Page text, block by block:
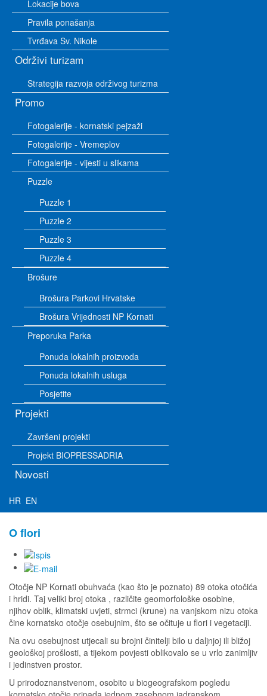
Lokacije bova
Pravila ponašanja
Tvrđava Sv. Nikole
Održivi turizam
Strategija razvoja održivog turizma
Promo
Fotogalerije - kornatski pejzaži
Fotogalerije - Vremeplov
Fotogalerije - vijesti u slikama
Puzzle
Puzzle 1
Puzzle 2
Puzzle 3
Puzzle 4
Brošure
Brošura Parkovi Hrvatske
Brošura Vrijednosti NP Kornati
Preporuka Parka
Ponuda lokalnih proizvoda
Ponuda lokalnih usluga
Posjetite
Projekti
Završeni projekti
Projekt BIOPRESSADRIA
Novosti
HR EN
O flori
Otočje NP Kornati obuhvaća (kao što je poznato) 89 otoka otočića
i hridi. Taj veliki broj otoka , različite geomorfološke osobine,
njihov oblik, klimatski uvjeti, strmci (krune) na vanjskom nizu otoka
čine kornatsko otočje osebujnim, što se očituje u flori i vegetaciji.
Na ovu osebujnost utjecali su brojni činitelji bilo u daljnjoj ili bližoj
geološkoj prošlosti, a tijekom povjesti oblikovalo se u vrlo zanimljiv
i jedinstven prostor.
U prirodoznanstvenom, osobito u biogeografskom pogledu